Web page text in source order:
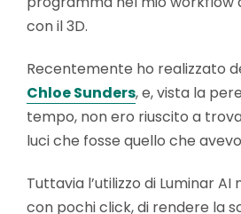
con il 3D.
Recentemente ho realizzato
Chloe Sunders, e, vista la
tempo, non ero riuscito a
luci che fosse quello che
Tuttavia l’utilizzo di Luminar
con pochi click, di rendere la